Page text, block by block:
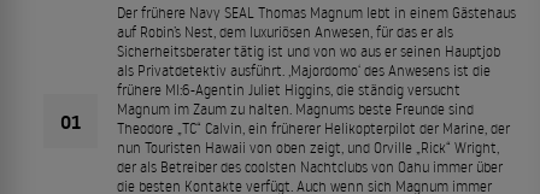
01
Der frühere Navy SEAL Thomas Magnum lebt in einem Gästehaus
auf Robin’s Nest, dem luxuriösen Anwesen, für das er als
Sicherheitsberater tätig ist und von wo aus er seinen Hauptjob
als Privatdetektiv ausführt. ‚Majordomo‘ des Anwesens ist die
frühere MI:6-Agentin Juliet Higgins, die ständig versucht
Magnum im Zaum zu halten. Magnums beste Freunde sind
Theodore „TC“ Calvin, ein früherer Helikopterpilot der Marine, der
nun Touristen Hawaii von oben zeigt, und Orville „Rick“ Wright,
der als Betreiber des coolsten Nachtclubs von Oahu immer über
die besten Kontakte verfügt. Auch wenn sich Magnum immer